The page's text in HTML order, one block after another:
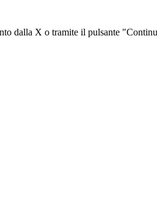
dalla X o tramite il pulsante